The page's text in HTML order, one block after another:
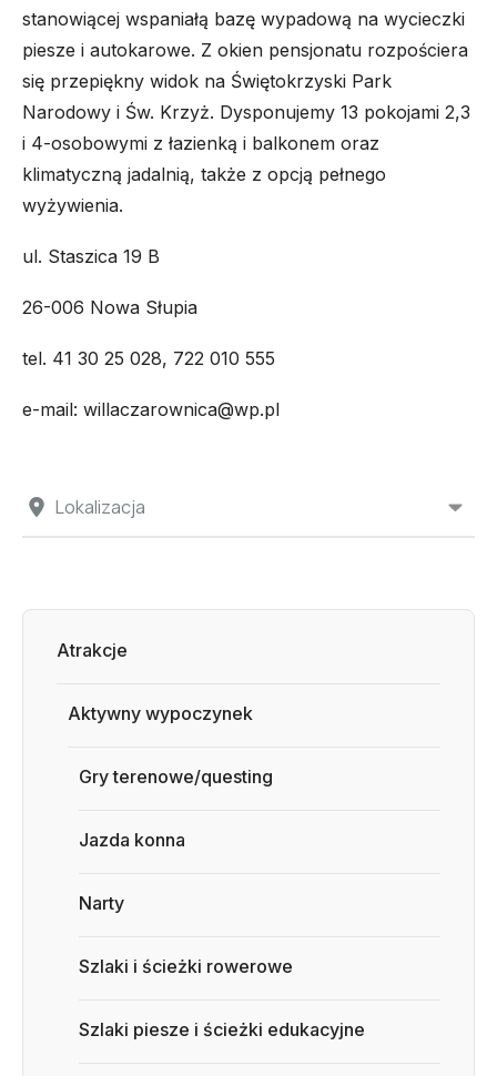
Lokalizacja
stanowiącej wspaniałą bazę wypadową na wycieczki
piesze i autokarowe. Z okien pensjonatu rozpościera
się przepiękny widok na Świętokrzyski Park
Narodowy i Św. Krzyż. Dysponujemy 13 pokojami 2,3
i 4-osobowymi z łazienką i balkonem oraz
klimatyczną jadalnią, także z opcją pełnego
wyżywienia.
ul. Staszica 19 B
26-006 Nowa Słupia
tel. 41 30 25 028, 722 010 555
e-mail: willaczarownica@wp.pl
Atrakcje
Aktywny wypoczynek
Gry terenowe/questing
Jazda konna
Narty
Szlaki i ścieżki rowerowe
Szlaki piesze i ścieżki edukacyjne